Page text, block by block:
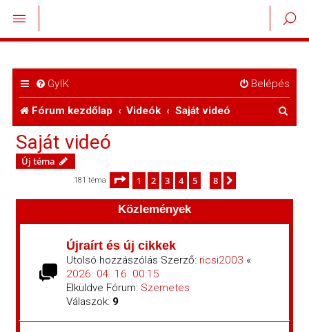
GyIK Belépés
Fórum kezdőlap Videók Saját videó
s
Saját videó
Új téma
181 téma Oldal:1 /8
1 2 3 4 5 8
Közlemények
Újraírt és új cikkek
Utolsó hozzászólás Szerző: ricsi2003 «
2026. 04. 16. 00:15
Elküldve Fórum: Szemetes
Válaszok: 9